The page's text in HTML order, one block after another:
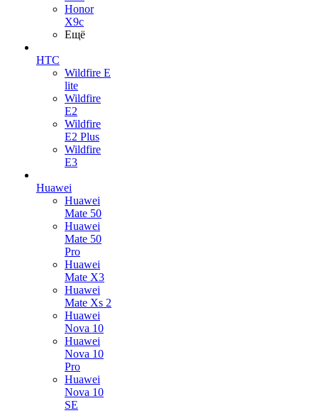
Honor
X9c
Ещё
HTC
Wildfire E
lite
Wildfire
E2
Wildfire
E2 Plus
Wildfire
E3
Huawei
Huawei
Mate 50
Huawei
Mate 50
Pro
Huawei
Mate X3
Huawei
Mate Xs 2
Huawei
Nova 10
Huawei
Nova 10
Pro
Huawei
Nova 10
SE